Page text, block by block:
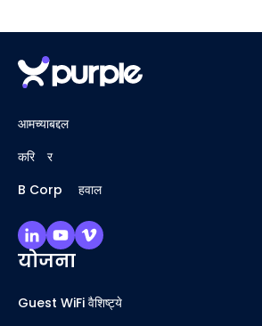
आमच्याबद्दल
करिअर
B Corp अहवाल
योजना
Guest WiFi वैशिष्ट्ये